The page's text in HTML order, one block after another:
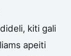
kiti gali
apeiti